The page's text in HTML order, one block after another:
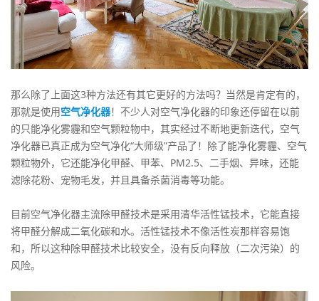
那么除了上面这3种方法还有其它更好的方法吗？当然是肯定有的，
那就是使用空气净化器！不少人对空气净化器的印象还停留在以前
的只能净化雾霾和空气颗粒物中，其实经过不断地更新迭代，空气
净化器已真正成为空气净化“大师级”产品了！除了能净化雾霾、空气
颗粒物外，它还能净化甲醛、甲苯、PM2.5、二手烟、异味，还能
滤除花粉、宠物毛发，并且具备杀菌消毒等功能。
目前空气净化器主流除甲醛技术是采用清华活性锰技术，它能直接
将甲醛分解成二氧化碳和水。活性锰技术不像活性炭那样容易饱
和，所以这种除甲醛技术比较安全，没有反向释放（二次污染）的
风险。